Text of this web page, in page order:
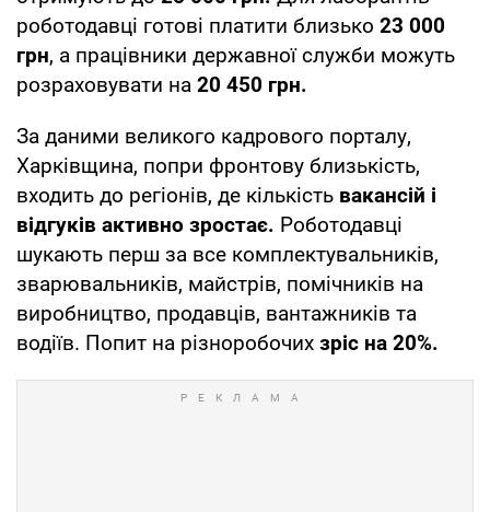
роботодавці готові платити близько 23 000
грн, а працівники державної служби можуть
розраховувати на 20 450 грн.
За даними великого кадрового порталу,
Харківщина, попри фронтову близькість,
входить до регіонів, де кількість вакансій і
відгуків активно зростає. Роботодавці
шукають перш за все комплектувальників,
зварювальників, майстрів, помічників на
виробництво, продавців, вантажників та
водіїв. Попит на різноробочих зріс на 20%.